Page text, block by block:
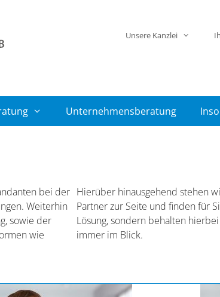
Unsere Kanzlei
Unternehmensberatung
bei der
Weiterhin
sowie der
wie
Hierüber hinausgehend stehen
Partner zur Seite und finden für
Lösung, sondern behalten
immer im Blick.